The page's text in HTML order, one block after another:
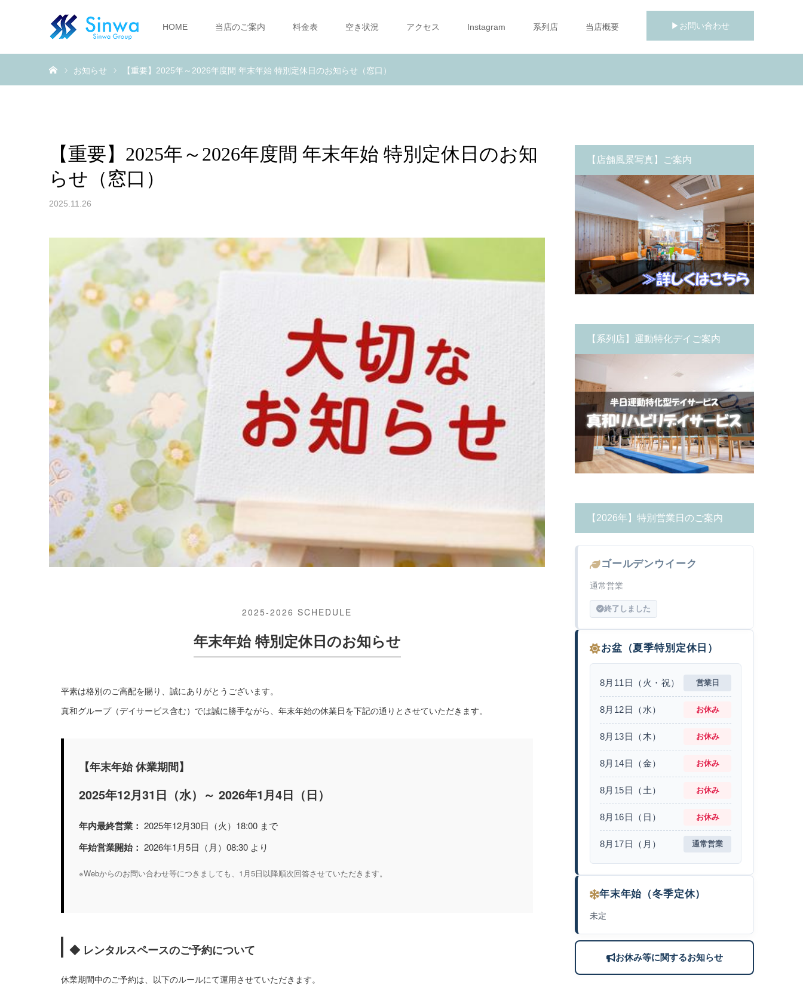
▶お問い合わせ
HOME 当店のご案内 料金表 空き状況 アクセス Instagram 系列店 当店概要
お知らせ 【重要】2025年～2026年度間 年末年始 特別定休日のお知らせ（窓口）
【重要】2025年～2026年度間 年末年始 特別定休日のお知
らせ（窓口）
2025.11.26
2025-2026 SCHEDULE
年末年始 特別定休日のお知らせ
平素は格別のご高配を賜り、誠にありがとうございます。
真和グループ（デイサービス含む）では誠に勝手ながら、年末年始の休業日を下記の通りとさせていただきます。
【年末年始 休業期間】
2025年12月31日（水）～ 2026年1月4日（日）
年内最終営業： 2025年12月30日（火）18:00 まで
年始営業開始： 2026年1月5日（月）08:30 より
※Webからのお問い合わせ等につきましても、1月5日以降順次回答させていただきます。
◆ レンタルスペースのご予約について
休業期間中のご予約は、以下のルールにて運用させていただきます。
【店舗風景写真】ご案内
【系列店】運動特化デイご案内
【2026年】特別営業日のご案内
ゴールデンウイーク
通常営業
終了しました
お盆（夏季特別定休日）
8月11日（火・祝） 営業日
8月12日（水） お休み
8月13日（木） お休み
8月14日（金） お休み
8月15日（土） お休み
8月16日（日） お休み
8月17日（月） 通常営業
年末年始（冬季定休）
未定
お休み等に関するお知らせ